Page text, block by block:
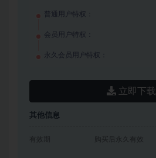
普通用户特权：
会员用户特权：
永久会员用户特权：
立即下载
其他信息
有效期 购买后永久有效